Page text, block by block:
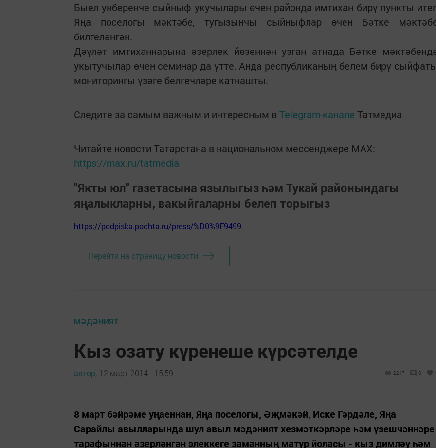
Быел унберенче сыйныф укучылары өчен районда имтихан бирү пункты
Яңа поселогы мәктәбе, тугызынчы сыйныфлар өчен Бәтке
билгеләнгән.
Дәүләт имтиханнарына әзерлек йөзеннән узган атнада Бәтке
укытучылар өчен семинар да үтте. Анда республиканың белем бирү
мониторингы үзәге белгечләре катнашты.
Следите за самым важным и интересным в Telegram-канале Татмедиа
Читайте новости Татарстана в национальном мессенджере MАХ:
https://max.ru/tatmedia
"Якты юл" газетасына язылыгыз һәм Тукай районындагы
яңалыкларны, вакыйгаларны белеп торыгыз
https://podpiska.pochta.ru/press/%D0%9F9499
Перейти на страницу новости
МӘДӘНИЯТ
Кыз озату күренеше күрсәтелде
автор, 12 март 2014 - 15:59 2217 0
8 март бәйрәме уңаеннан, Яңа поселогы, Әҗмәкәй, Иске Гәрдәле, Яңа
Сарайлы авылларында шул авыл мәдәният хезмәткәрләре һәм үзешчәннәре
тарафыннан әзерләнгән элеккеге заманның матур йоласы - кыз димләү һәм